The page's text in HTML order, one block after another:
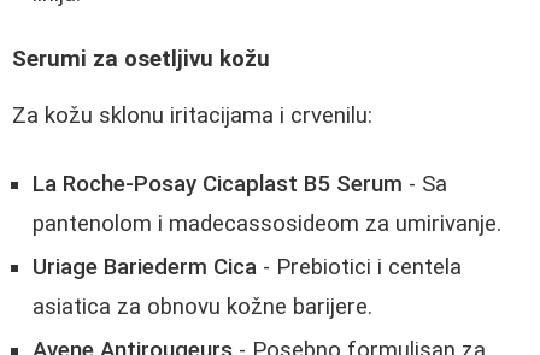
Serumi za osetljivu kožu
Za kožu sklonu iritacijama i crvenilu:
La Roche-Posay Cicaplast B5 Serum - Sa
pantenolom i madecassosideom za umirivanje.
Uriage Bariederm Cica - Prebiotici i centela
asiatica za obnovu kožne barijere.